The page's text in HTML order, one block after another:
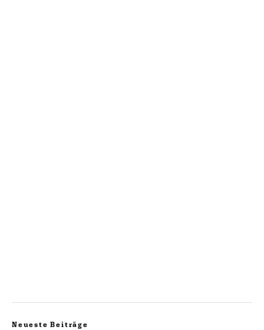
Neueste Beiträge